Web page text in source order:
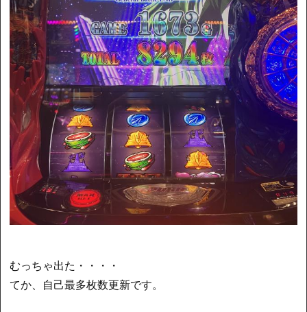
むっちゃ出た・・・・
てか、自己最多枚数更新です。